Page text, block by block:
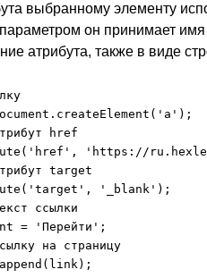
выбранному элементу
он принимает имя
атрибута, также в виде
href
'https://
target
'_blank');
ссылки
= 'Перейти';
на страницу